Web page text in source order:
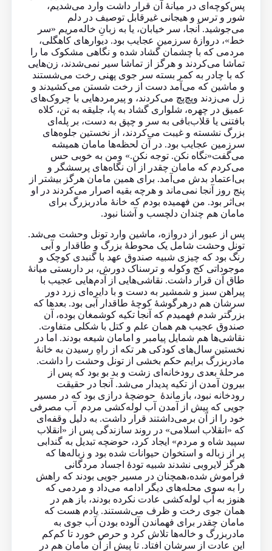
پس‌کوچه‌ای در میانهٔ آن قرار داشت وارد می‌شدیم،
شور و ترس و هیجانی غیرقابل توصیف در دلم
می‌جوشید. آنجا، سر خیابان، یا به زبانِ خاله‌مریم «سر
خط»، دروازهٔ سرزمین عجایب بود. دیوارهای کاهگلی،
مردمی که با چشمان گشاد شده و نگاهی مشکوک ما را
تماشا می‌کردند و هرگز از تماشا سیر نمی‌شدند، زن‌هایی
که با چادر به کمر بسته سر جوی پهنی رخت می‌شستند
و ماشین که می‌آمد دست از رخت شستن می‌کشیدند و
زل می‌زدند و‌پچ‌پچ می‌کردند، و پیرمردهایی با چروک‌های
عمیق در چهره، شلواری گشاد به پا، جلیقه به تن، کلاه
بافتنی یا قلاب‌بافی به سر و چپق به دست، بر پله‌ای
بزرگ نشسته و غیبت می‌کردند، از نخستین جلوه‌های
سرزمین عجایب بود. در آن لحظه‌ها مامان همیشه
می‌گفت«نگاه نکن. توجه نکن.» و‌من به خوبی حس
می‌کردم که مامان چقدر از آن نگاه‌های پرسشگر و
بی‌اعتماد بدش می‌آمد. برای همین مامان هرگز بیشتر از
پنج روز آنجا نمی‌ماند و هرچه بقیه اصرار می‌کردند در او
بی‌اثر بود. من فهمیده بودم که خانهٔ مادربزرگ برای
مامان هم چندان دلچسب و آشنا نبود.
پس از عبور از دروازه، ماشین وارد تونل وحشت می‌شد.
تونل وحشت شامل یک محوطهٔ بزرگ و طاقدار و آبی
رنگ بود که چیزی شبیه صندوق عهد با گنبدی کوچک و‌
موجوداتی کج و‌کوله و ترسناک دورش، بر داربستی میانهٔ
طاق آن قرار داشت. نقاشی‌هایی از آدم‌هایی عجیب با
پیراهن سبز و شمشیر به دست و با دایره‌ای زرد دور
سرشان هم درهرگوشهٔ کوچهٔ طاقدار آبی بود. بعدها که
بزرگتر شدم فهمیدم که آنجا تکیه کوشمغان بوده، آن
صندوق عجیب هم همان علم و کتل با شکلی متفاوت.
نقاشی‌ها هم شمایل پیامبر و امامان شیعه بودند. اما در
نخستین سال‌های کودکی هر تکه از راهِ رسیدن به خانهٔ
مادربزرگ برایم حکم بخشی از تونل وحشت را داشت.
مرحلهٔ بعدی رودخانه‌ای زشت و بد بو بود که پس از
بیرون آمدن از تکیه پدیدار می‌شد. آنجا در حقیقت
رودخانه نبود، بازماندهٔ حوضچهٔ درازی بود که در مسیر
جویی که پیش از آمدن آب لوله‌کشی مردم آب مصرفی
خود را از آن برمی‌داشتند قرار داشت. به دلیل وقفه‌ای
که «انقلاب اسلامی» در روند سازندگی پس از «انقلاب
سپید شاه و مردم» ایجاد کرد، حوضچه تبدیل به گندابی
پر از زباله و استخوان حیوانات شده بود و زباله‌ها که
هرگز لایروبی نشدند شبیه تودهٔ اجساد مردگانی
فراموش شده،همچنان در مسیر جویی بودند که راهش
را به سوی محله‌های دیگر ادامه می‌داد و مردمی که
هنوز به آب لوله‌کشی عادت نکرده بودند، باز هم در
همان جوی رخت و ظرف می‌شستند. یادم هست که
مامان چقدر برای فهماندن آلوده بودن آب جوی به
مادربزرگ و خاله‌ها تلاش کرد و حرص خورد تا کم‌کم
این عادت از سرشان افتاد. تا پیش از آن مامان هم در